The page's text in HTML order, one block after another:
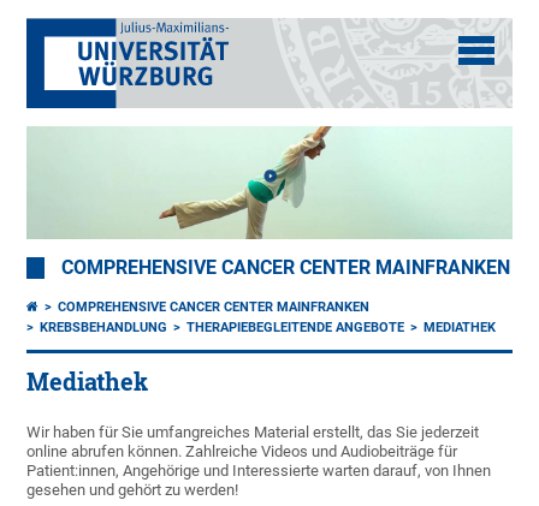
COMPREHENSIVE CANCER CENTER MAINFRANKEN
COMPREHENSIVE CANCER CENTER MAINFRANKEN
KREBSBEHANDLUNG
THERAPIEBEGLEITENDE ANGEBOTE MEDIATHEK
Mediathek
Wir haben für Sie umfangreiches Material erstellt, das Sie jederzeit
online abrufen können. Zahlreiche Videos und Audiobeiträge für
Patient:innen, Angehörige und Interessierte warten darauf, von Ihnen
gesehen und gehört zu werden!